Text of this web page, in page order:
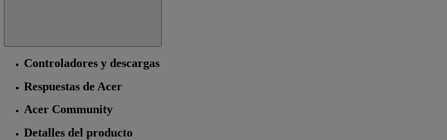
Controladores y descargas
Respuestas de Acer
Acer Community
Detalles del producto